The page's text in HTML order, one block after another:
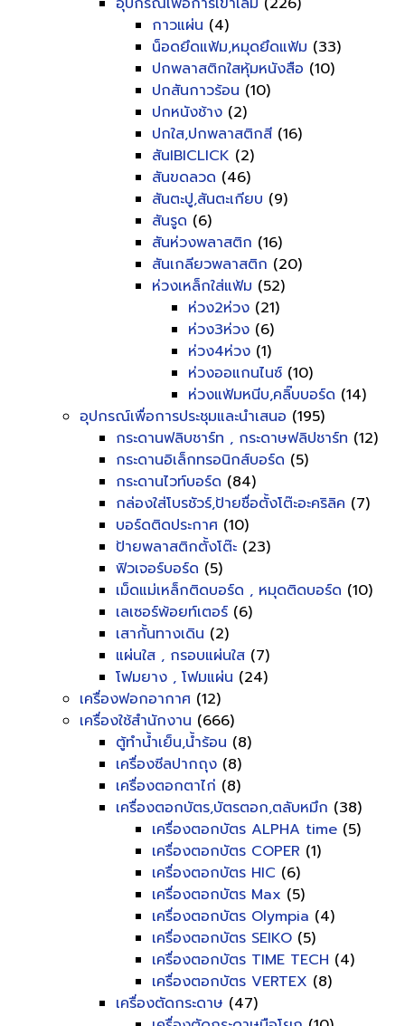
กาวแผ่น (4)
น็อดยึดแฟ้ม,หมุดยึดแฟ้ม (33)
ปกพลาสติกใสหุ้มหนังสือ (10)
ปกสันกาวร้อน (10)
ปกหนังช้าง (2)
ปกใส,ปกพลาสติกสี (16)
สันIBICLICK (2)
สันขดลวด (46)
สันตะปู,สันตะเกียบ (9)
สันรูด (6)
สันห่วงพลาสติก (16)
สันเกลียวพลาสติก (20)
ห่วงเหล็กใส่แฟ้ม (52)
ห่วง2ห่วง (21)
ห่วง3ห่วง (6)
ห่วง4ห่วง (1)
ห่วงออแกนไนซ์ (10)
ห่วงแฟ้มหนีบ,คลิ๊บบอร์ด (14)
อุปกรณ์เพื่อการประชุมและนำเสนอ (195)
กระดานฟลิบชาร์ท , กระดาษฟลิปชาร์ท (12)
กระดานอิเล็กทรอนิกส์บอร์ด (5)
กระดานไวท์บอร์ด (84)
กล่องใส่โบรชัวร์,ป้ายชื่อตั้งโต๊ะอะคริลิค (7)
บอร์ดติดประกาศ (10)
ป้ายพลาสติกตั้งโต๊ะ (23)
ฟิวเจอร์บอร์ด (5)
เม็ดแม่เหล็กติดบอร์ด , หมุดติดบอร์ด (10)
เลเซอร์พ้อยท์เตอร์ (6)
เสากั้นทางเดิน (2)
แผ่นใส , กรอบแผ่นใส (7)
โฟมยาง , โฟมแผ่น (24)
เครื่องฟอกอากาศ (12)
เครื่องใช้สำนักงาน (666)
ตู้ทำน้ำเย็น,น้ำร้อน (8)
เครื่องซีลปากถุง (8)
เครื่องตอกตาไก่ (8)
เครื่องตอกบัตร,บัตรตอก,ตลับหมึก (38)
เครื่องตอกบัตร ALPHA time (5)
เครื่องตอกบัตร COPER (1)
เครื่องตอกบัตร HIC (6)
เครื่องตอกบัตร Max (5)
เครื่องตอกบัตร Olympia (4)
เครื่องตอกบัตร SEIKO (5)
เครื่องตอกบัตร TIME TECH (4)
เครื่องตอกบัตร VERTEX (8)
เครื่องตัดกระดาษ (47)